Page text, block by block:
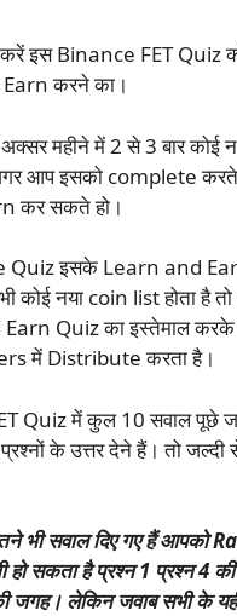
इस Binance FET Quiz
करने का।
महीने में 2 से 3 बार कोई
आप इसको complete करते
कर सकते हो।
Quiz इसके Learn and
कोई नया coin list होता है
Quiz का इस्तेमाल
में Distribute करता है।
Quiz में कुल 10 सवाल पूछे
के उत्तर देने हैं। तो
भी सवाल दिए गए हैं आपको
हो सकता है प्रश्न 1 प्रश्न 4
जगह। लेकिन जवाब सभी के